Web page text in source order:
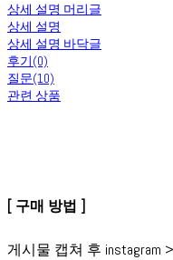
상세 설명 머리글
상세 설명
상세 설명 바닥글
후기(0)
질문(10)
관련 상품
[ 구매 방법 ]
게시물 캡쳐 후 instagram